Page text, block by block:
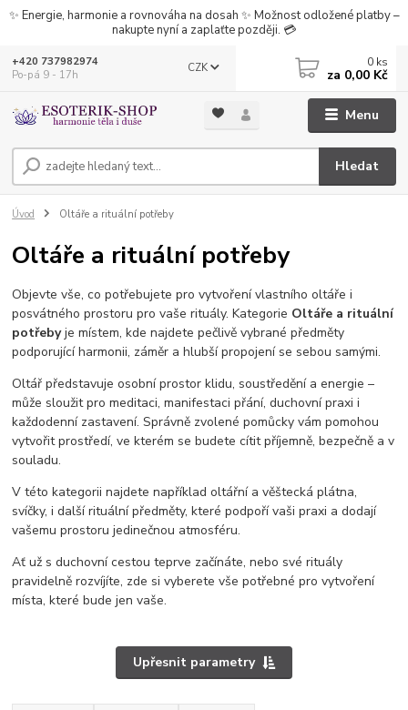
✨ Energie, harmonie a rovnováha na dosah ✨ Možnost odložené platby –
nakupte nyní a zaplaťte později. 💳
Menu
CZK
Hledat
+420 737982974
Po-pá 9 - 17h
0 ks
za 0,00 Kč
Úvod Oltáře a rituální potřeby
Oltáře a rituální potřeby
Objevte vše, co potřebujete pro vytvoření vlastního oltáře i
posvátného prostoru pro vaše rituály. Kategorie Oltáře a rituální
potřebyje místem, kde najdete pečlivě vybrané předměty
podporující harmonii, záměr a hlubší propojení se sebou samými.
Oltář představuje osobní prostor klidu, soustředění a energie –
může sloužit pro meditaci, manifestaci přání, duchovní praxi i
každodenní zastavení. Správně zvolené pomůcky vám pomohou
vytvořit prostředí, ve kterém se budete cítit příjemně, bezpečně a v
souladu.
V této kategorii najdete například oltářní a věštecká plátna,
svíčky, i další rituální předměty, které podpoří vaši praxi a dodají
vašemu prostoru jedinečnou atmosféru.
Ať už s duchovní cestou teprve začínáte, nebo své rituály
pravidelně rozvíjíte, zde si vyberete vše potřebné pro vytvoření
místa, které bude jen vaše.
Upřesnit parametry